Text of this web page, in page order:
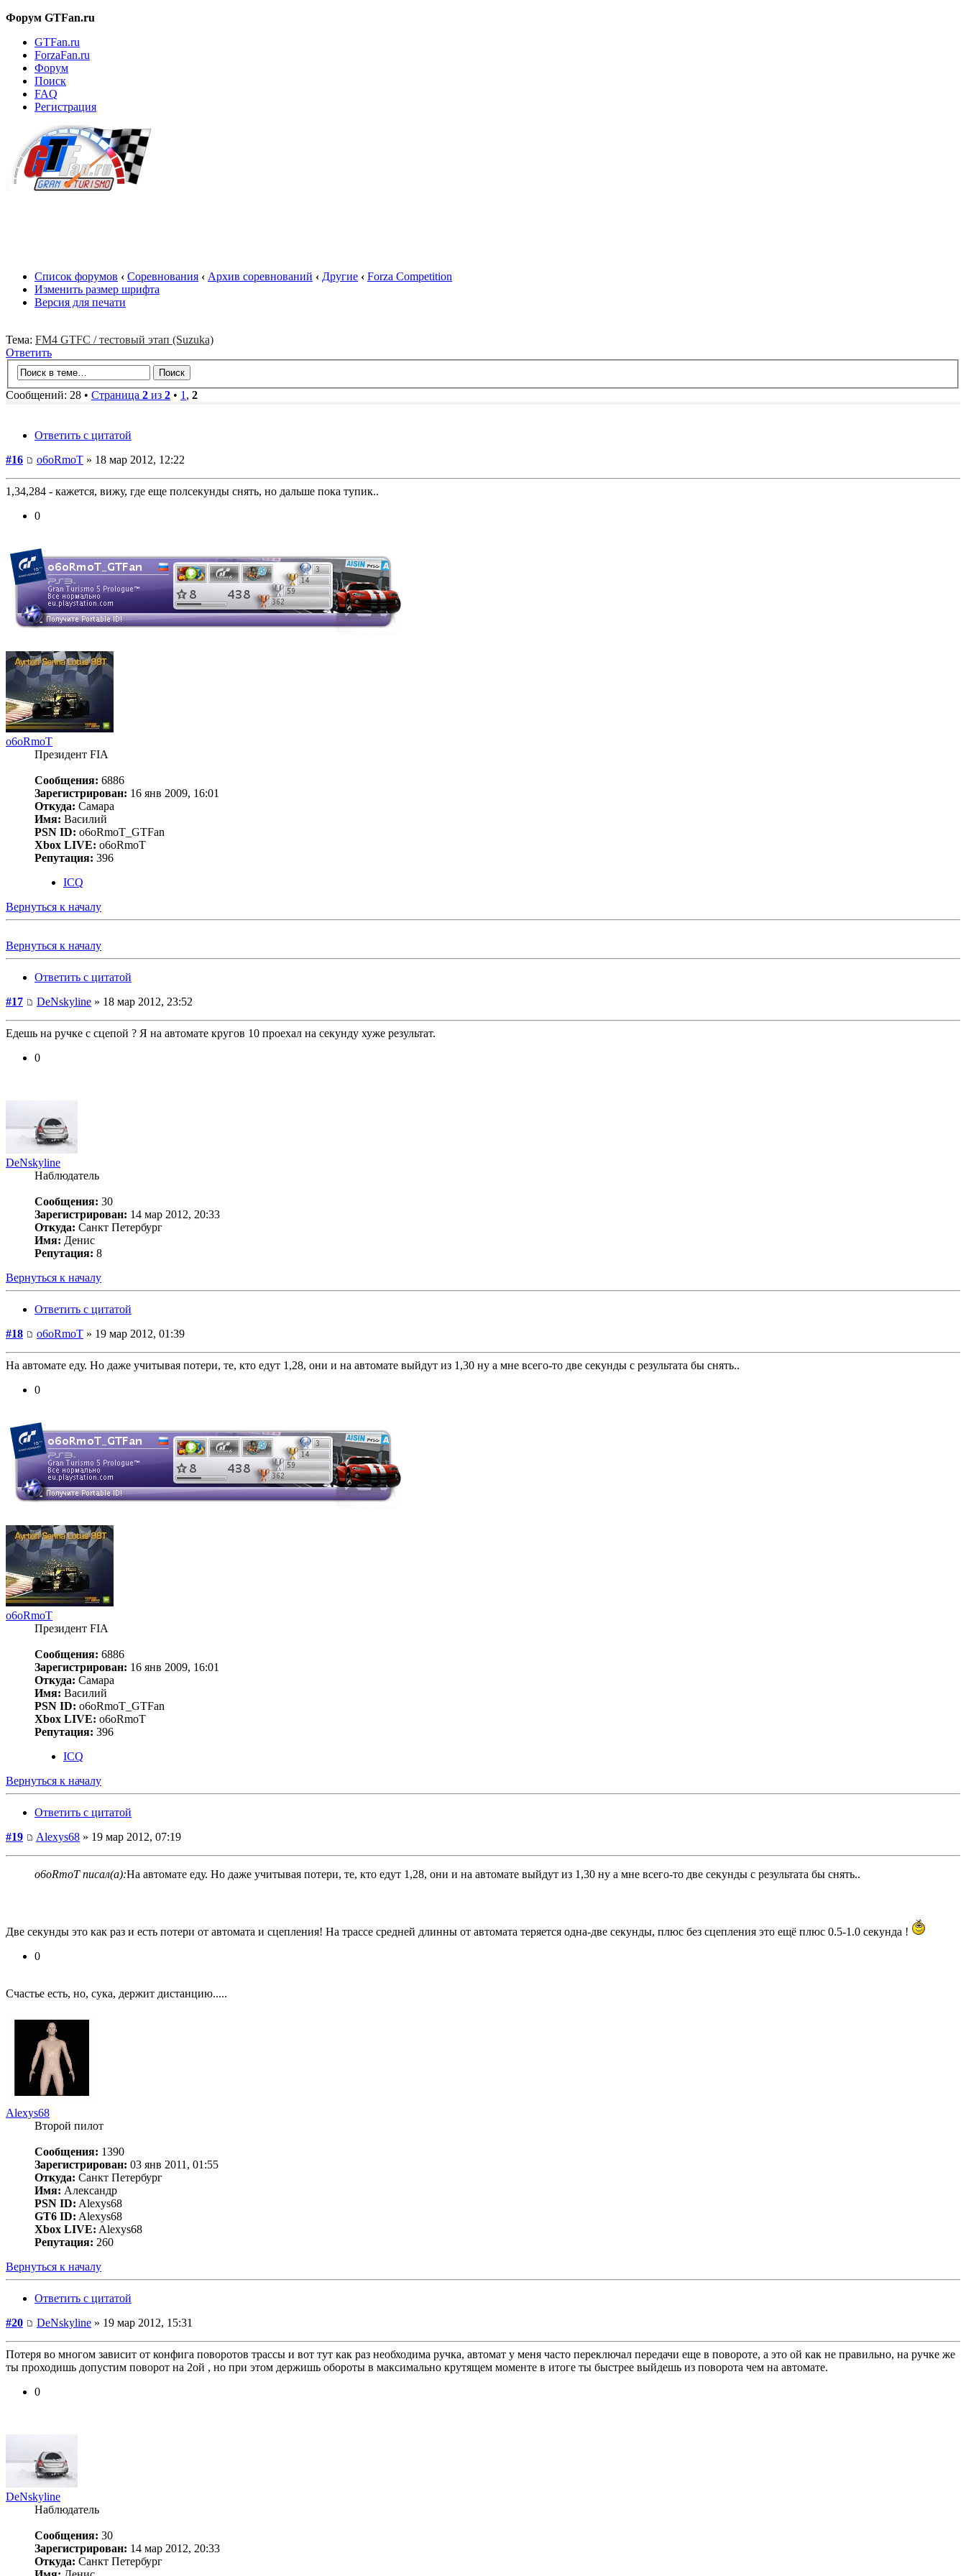
Форум GTFan.ru
GTFan.ru
ForzaFan.ru
Форум
Поиск
FAQ
Регистрация
Список форумов ‹ Соревнования ‹ Архив соревнований ‹ Другие ‹ Forza Competition
Изменить размер шрифта
Версия для печати
Тема: FM4 GTFC / тестовый этап (Suzuka)
Ответить
Сообщений: 28 • Страница 2 из 2 • 1 , 2
Ответить с цитатой
#16
o6oRmoT » 18 мар 2012, 12:22
1,34,284 - кажется, вижу, где еще полсекунды снять, но дальше пока тупик..
0
o6oRmoT
Президент FIA
Сообщения: 6886
Зарегистрирован: 16 янв 2009, 16:01
Откуда: Самара
Имя: Василий
PSN ID: o6oRmoT_GTFan
Xbox LIVE: o6oRmoT
Репутация: 396
ICQ
Вернуться к началу
Вернуться к началу
Ответить с цитатой
#17
DeNskyline » 18 мар 2012, 23:52
Едешь на ручке с сцепой ? Я на автомате кругов 10 проехал на секунду хуже результат.
0
DeNskyline
Наблюдатель
Сообщения: 30
Зарегистрирован: 14 мар 2012, 20:33
Откуда: Санкт Петербург
Имя: Денис
Репутация: 8
Вернуться к началу
Ответить с цитатой
#18
o6oRmoT » 19 мар 2012, 01:39
На автомате еду. Но даже учитывая потери, те, кто едут 1,28, они и на автомате выйдут из 1,30 ну а мне всего-то две секунды с результата бы снять..
0
o6oRmoT
Президент FIA
Сообщения: 6886
Зарегистрирован: 16 янв 2009, 16:01
Откуда: Самара
Имя: Василий
PSN ID: o6oRmoT_GTFan
Xbox LIVE: o6oRmoT
Репутация: 396
ICQ
Вернуться к началу
Ответить с цитатой
#19
Alexys68 » 19 мар 2012, 07:19
o6oRmoT писал(а):На автомате еду. Но даже учитывая потери, те, кто едут 1,28, они и на автомате выйдут из 1,30 ну а мне всего-то две секунды с результата бы снять..
Две секунды это как раз и есть потери от автомата и сцепления! На трассе средней длинны от автомата теряется одна-две секунды, плюс без сцепления это ещё плюс 0.5-1.0 секунда !
0
Счастье есть, но, сука, держит дистанцию.....
Alexys68
Второй пилот
Сообщения: 1390
Зарегистрирован: 03 янв 2011, 01:55
Откуда: Санкт Петербург
Имя: Александр
PSN ID: Alexys68
GT6 ID: Alexys68
Xbox LIVE: Alexys68
Репутация: 260
Вернуться к началу
Ответить с цитатой
#20
DeNskyline » 19 мар 2012, 15:31
Потеря во многом зависит от конфига поворотов трассы и вот тут как раз необходима ручка, автомат у меня часто переключал передачи еще в повороте, а это ой как не правильно, на ручке же
ты проходишь допустим поворот на 2ой , но при этом держишь обороты в максимально крутящем моменте в итоге ты быстрее выйдешь из поворота чем на автомате.
0
DeNskyline
Наблюдатель
Сообщения: 30
Зарегистрирован: 14 мар 2012, 20:33
Откуда: Санкт Петербург